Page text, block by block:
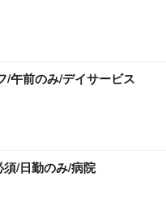
/午前のみ/デイサービス
須/日勤のみ/病院